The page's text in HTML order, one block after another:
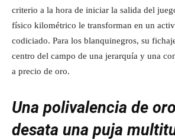
criterio a la hora de iniciar la salida del
físico kilométrico le transforman en un
codiciado. Para los blanquinegros, su
centro del campo de una jerarquía y una
a precio de oro.
Una polivalencia de
desata una puja